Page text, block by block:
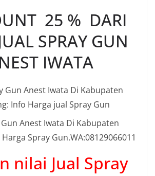
25 % DARI
SPRAY GUN
IWATA
Gun Anest Iwata Di Kabupaten
Spray Gun.WA:08129066011
nilai Jual Spray